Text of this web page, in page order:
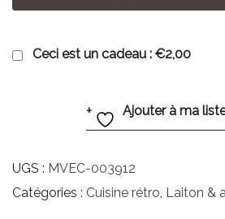
Ceci est un cadeau : €2,00
Ajouter à ma
UGS : MVEC-003912
Catégories : Cuisine rétro, Laiton &